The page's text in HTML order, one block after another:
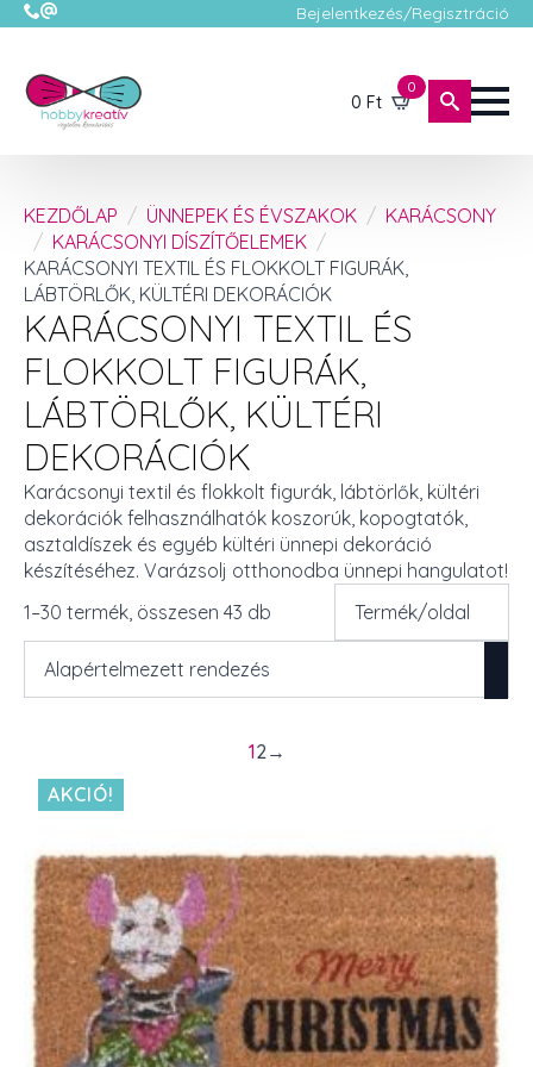
Bejelentkezés/Regisztráció
0 Ft
0
KEZDŐLAP ÜNNEPEK ÉS ÉVSZAKOK
KARÁCSONY
KARÁCSONYI DÍSZÍTŐELEMEK
KARÁCSONYI TEXTIL ÉS FLOKKOLT FIGURÁK,
LÁBTÖRLŐK, KÜLTÉRI DEKORÁCIÓK
KARÁCSONYI TEXTIL ÉS
FLOKKOLT FIGURÁK,
LÁBTÖRLŐK, KÜLTÉRI
DEKORÁCIÓK
Karácsonyi textil és flokkolt figurák, lábtörlők, kültéri
dekorációk felhasználhatók koszorúk, kopogtatók,
asztaldíszek és egyéb kültéri ünnepi dekoráció
készítéséhez. Varázsolj otthonodba ünnepi hangulatot!
1–30 termék, összesen 43 db
12 →
AKCIÓ!